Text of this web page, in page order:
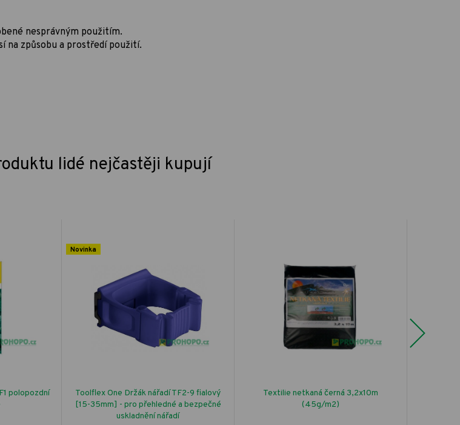
nesprávným použitím.
na způsobu a prostředí použití.
lidé nejčastěji kupují
polopozdní
Novinka
Toolflex One Držák nářadí TF2-9 fialový
[15-35mm] - pro přehledné a bezpečné
uskladnění nářadí
Textilie netkaná černá 3,2x10m
(45g/m2)
Next